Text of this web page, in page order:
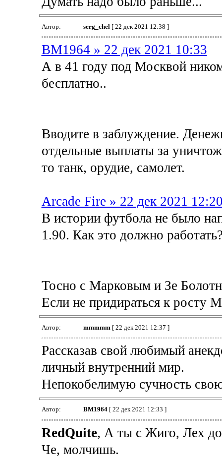
Автор: serg_chel [ 22 дек 2021 12:38 ]
BM1964 » 22 дек 2021 10:33
А в 41 году под Москвой
бесплатно..
Вводите в заблуждение.
отдельные выплаты за
то танк, орудие, самолет.
Arcade Fire » 22 дек 2021
В истории футбола не было
1.90. Как это должно
Тосно с Марковым и Зе
Если не придираться к росту
Автор: mmmmm[ 22 дек 2021 12:37 ]
Рассказав свой любимый
личный внутренний мир.
Непокобелимую сучность
Автор: BM1964[ 22 дек 2021 12:33 ]
RedQuite, А ты с Жиго, Лех
Че, молчишь.